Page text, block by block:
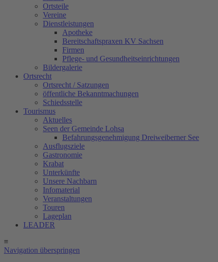
Ortsteile
Vereine
Dienstleistungen
Apotheke
Bereitschaftspraxen KV Sachsen
Firmen
Pflege- und Gesundheitseinrichtungen
Bildergalerie
Ortsrecht
Ortsrecht / Satzungen
öffentliche Bekanntmachungen
Schiedsstelle
Tourismus
Aktuelles
Seen der Gemeinde Lohsa
Befahrungsgenehmigung Dreiweiberner See
Ausflugsziele
Gastronomie
Krabat
Unterkünfte
Unsere Nachbarn
Infomaterial
Veranstaltungen
Touren
Lageplan
LEADER
≡
Navigation überspringen